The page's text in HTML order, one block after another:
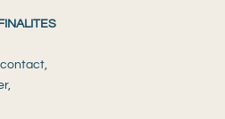
contact,